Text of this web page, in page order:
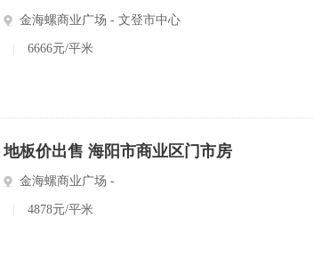
金海螺商业广场 - 文登市中心
6666元/平米
地板价出售 海阳市商业区门市房
金海螺商业广场 -
4878元/平米